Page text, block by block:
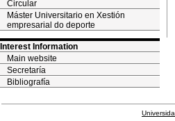
Circular
Máster Universitario en Xestión
empresarial do deporte
Interest Information
Main website
Secretaría
Bibliografía